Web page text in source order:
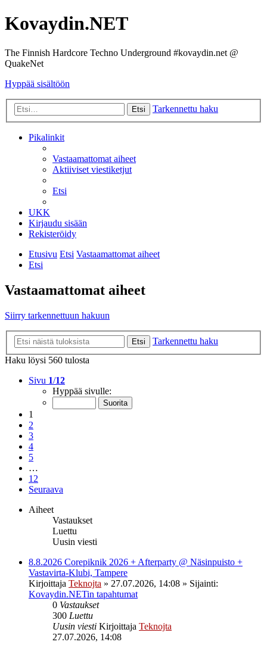
Kovaydin.NET
The Finnish Hardcore Techno Underground #kovaydin.net @
QuakeNet
Hyppää sisältöön
Etsi Tarkennettu haku
Pikalinkit
Vastaamattomat aiheet
Aktiiviset viestiketjut
Etsi
UKK
Kirjaudu sisään
Rekisteröidy
Etusivu Etsi Vastaamattomat aiheet
Etsi
Vastaamattomat aiheet
Siirry tarkennettuun hakuun
Etsi
Tarkennettu haku
Haku löysi 560 tulosta
Sivu 1/12
Hyppää sivulle:
1
2
3
4
5
…
12
Seuraava
Aiheet
Vastaukset
Luettu
Uusin viesti
8.8.2026 Corepiknik 2026 + Afterparty @ Näsinpuisto +
Vastavirta-Klubi, Tampere
Kirjoittaja Teknojta » 27.07.2026, 14:08 » Sijainti:
Kovaydin.NETin tapahtumat
0 Vastaukset
300 Luettu
Uusin viesti Kirjoittaja Teknojta
27.07.2026, 14:08